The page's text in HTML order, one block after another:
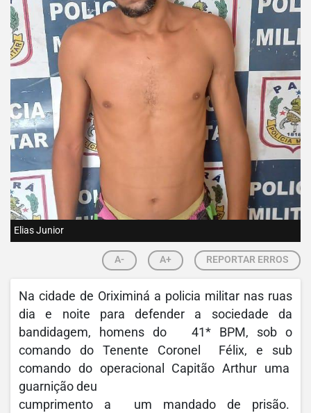
Elias Junior
A- A+ REPORTAR ERROS
Na cidade de Oriximiná a policia militar nas ruas
dia e noite para defender a sociedade da
bandidagem, homens do 41* BPM, sob o
comando do Tenente Coronel Félix, e sub
comando do operacional Capitão Arthur uma
guarnição deu
cumprimento a um mandado de prisão.